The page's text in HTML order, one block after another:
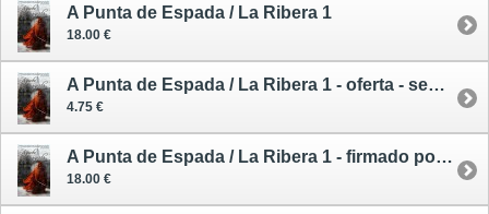
A Punta de Espada / La Ribera 1
18.00 €
A Punta de Espada / La Ribera 1 - oferta - segunda mano
4.75 €
A Punta de Espada / La Ribera 1 - firmado por la autora
18.00 €